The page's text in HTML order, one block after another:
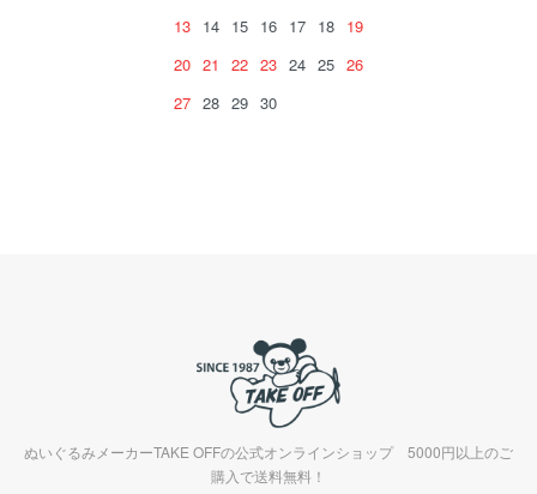
13 14 15 16 17 18 19
20 21 22 23 24 25 26
27 28 29 30
ぬいぐるみメーカーTAKE OFFの公式オンラインショップ 5000円以上のご
購入で送料無料！